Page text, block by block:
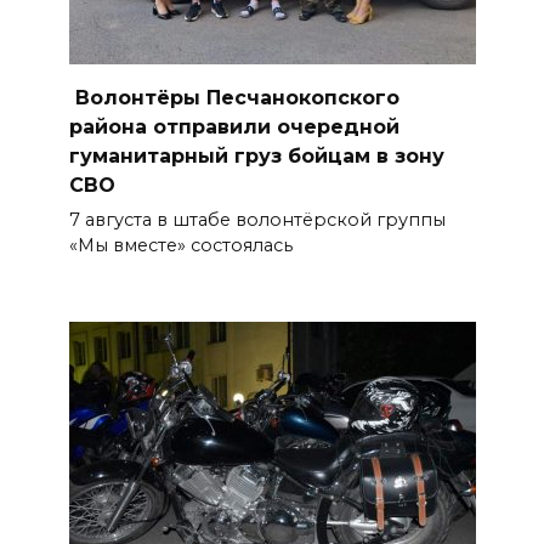
В Ростовской области
объявили штормовое
предупреждение из-за
высокого риска пожаров
вражеские БПЛА
08 августа 2026 09:29
Аномальная жара до +40 °C
накроет Ростов-на-Дону 8
августа
Волонтёры Песчанокопского
района отправили очередной
гуманитарный груз бойцам в зону
СВО
7 августа в штабе волонтёрской группы
«Мы вместе» состоялась